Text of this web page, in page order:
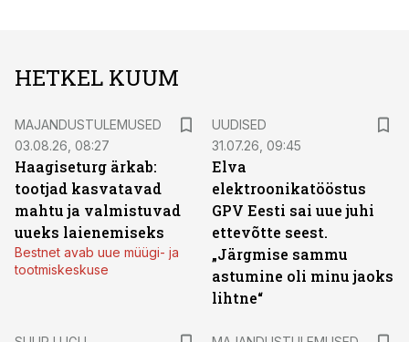
HETKEL KUUM
MAJANDUSTULEMUSED
03.08.26, 08:27
Haagiseturg ärkab:
tootjad kasvatavad
mahtu ja valmistuvad
uueks laienemiseks
Bestnet avab uue müügi- ja
tootmiskeskuse
UUDISED
31.07.26, 09:45
Elva
elektroonikatööstus
GPV Eesti sai uue juhi
ettevõtte seest.
„Järgmise sammu
astumine oli minu jaoks
lihtne“